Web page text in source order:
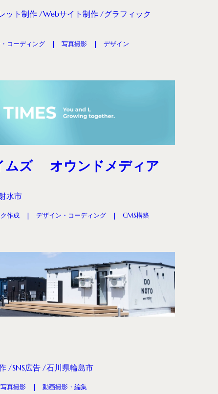
ット制作 Webサイト制作
グラフィック
コーディング 写真撮影 デザイン
ムズ オウンドメディア
水市
作成 デザイン・コーディング CMS構築
SNS広告 石川県輪島市
写真撮影 動画撮影・編集